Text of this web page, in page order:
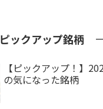
ピックアップ銘柄
【ピックアップ！】
の気になった銘柄